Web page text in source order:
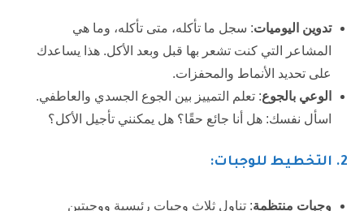
تدوين اليوميات: سجل ما تأكله، متى تأكله، وما هي
المشاعر التي كنت تشعر بها قبل وبعد الأكل. هذا يساعدك
على تحديد الأنماط والمحفزات.
الوعي بالجوع: تعلم التمييز بين الجوع الجسدي والعاطفي.
اسأل نفسك: هل أنا جائع حقًا؟ هل يمكنني تأجيل الأكل؟
2. التخطيط للوجبات:
وجبات منتظمة: تناول ثلاث وجبات رئيسية ووجبتين